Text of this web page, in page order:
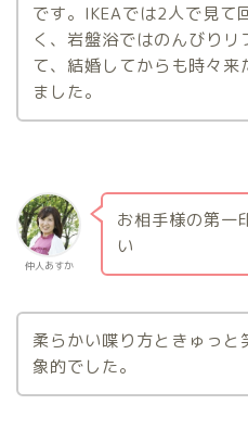
です。IKEAでは2人で見て
く、岩盤浴ではのんびりリ
て、結婚してからも時々来
ました。
仲人あすか
お相手様の第一
い
柔らかい喋り方ときゅっと
象的でした。